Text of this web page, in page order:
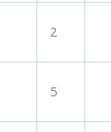
2
5